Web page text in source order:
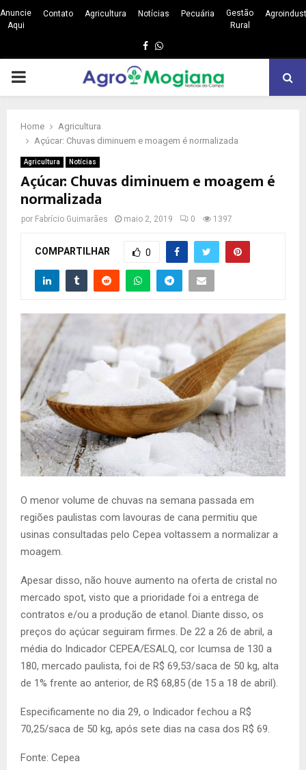
Anuncie
Aqui
Contato Agricultura Notícias Pecuária
Gestão
Rural
Facebook
Whatsapp
PRIMARY
Home
Agricultura
Açúcar: Chuvas diminuem e moagem é normalizada
Agricultura Notícias
Açúcar: Chuvas diminuem e moagem é
normalizada
por Fabrício Guimarães maio 2, 2019 0 1397
COMPARTILHAR 0
O menor volume de chuvas na semana passada em
regiões paulistas com lavouras de cana permitiu que
usinas consultadas pelo Cepea voltassem a normalizar a
moagem.
Apesar disso, não houve aumento na oferta de cristal no
mercado spot, visto que a prioridade foi a entrega de
contratos e/ou a produção de etanol. Diante disso, os
preços do açúcar seguiram firmes. De 22 a 26 de abril, a
média do Indicador CEPEA/ESALQ, cor Icumsa de 130 a
180, mercado paulista, foi de R$ 69,53/saca de 50 kg, alta
de 1% frente ao anterior, de R$ 68,85 (de 15 a 18 de abril).
Especificamente no dia 29, o Indicador fechou a R$
70,25/saca de 50 kg, após sete dias na casa dos R$ 69.
Fonte: Cepea